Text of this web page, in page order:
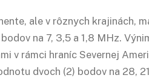
ale v rôznych krajinách,
na 7, 3,5 a 1,8 MHz.
v rámci hraníc Severnej
dvoch (2) bodov na 28,